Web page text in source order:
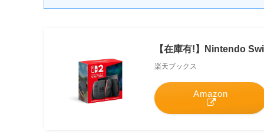
【在庫有!】Nintendo
楽天ブックス
Amazon